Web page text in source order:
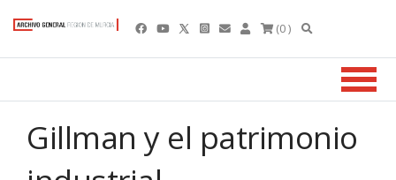
(0 )
Gillman y el patrimonio